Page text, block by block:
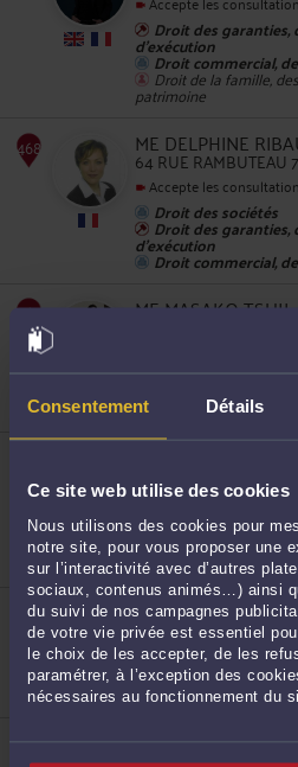
Consentement Détails
Ce site web utilise des cookies
Nous utilisons des cookies pour
notre site, pour vous proposer une
sur l’interactivité avec d’autres
sociaux, contenus animés…) ainsi
du suivi de nos campagnes
de votre vie privée est essentiel
le choix de les accepter, de les
paramétrer, à l’exception des
nécessaires au fonctionnement du
467
Droit des garanties,
d'exécution
Droit commercial,
Droit de la famille,
patrimoine
468
ME DELPHINE
64 RUE RAMBUTEAU
Accepte les
Droit des sociétés
Droit des garanties,
d'exécution
Droit commercial,
ME MASAKO TSUJI
212 RUE DE
Droit commercial,
Droit des sociétés
Droit des étrangers
Droit du sport
Droit du travail
Droit public
ME ANNE FARAUT
41, rue du Capitaine
DEFENSE CEDEX
Droit des sociétés
Droit fiscal et droit
ME THIERRY
22 RUE LA